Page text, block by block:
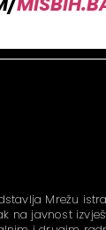
Mrežu
na javnost